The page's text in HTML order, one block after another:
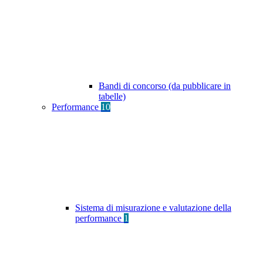
Bandi di concorso (da pubblicare in
tabelle)
Performance 10
Sistema di misurazione e valutazione della
performance 1